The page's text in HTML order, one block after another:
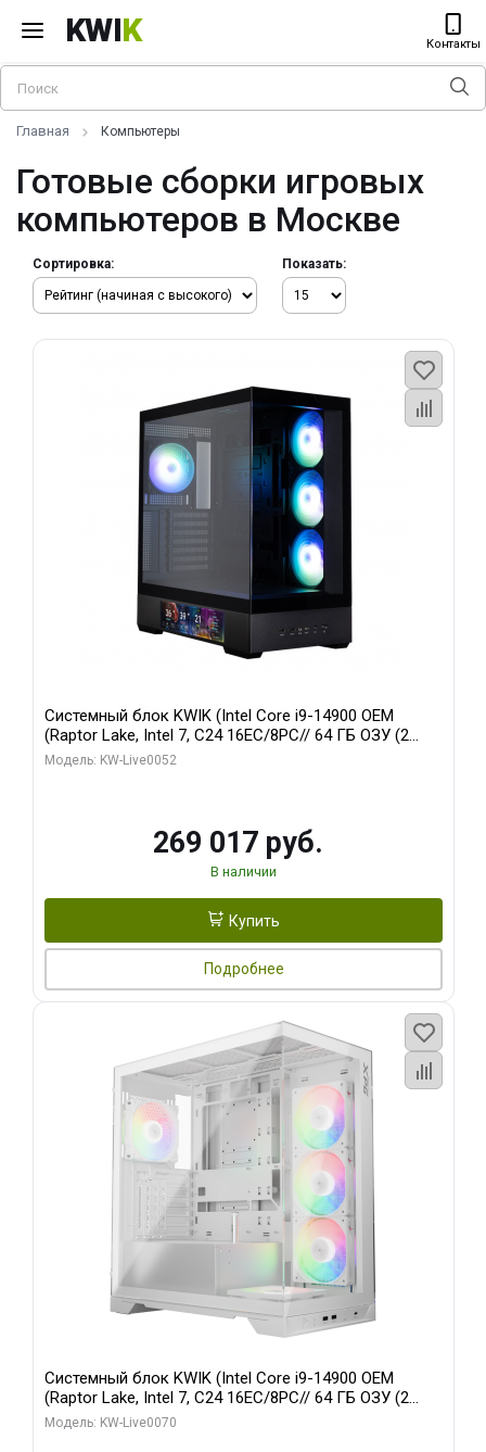
KWIK Контакты
Главная Компьютеры
Готовые сборки игровых
компьютеров в Москве
Сортировка: Показать:
Системный блок KWIK (Intel Core i9-14900 OEM
(Raptor Lake, Intel 7, C24 16EC/8PC// 64 ГБ ОЗУ (2
модуля)/ Palit RTX5080 GAMINGPRO OC 16GB GDDR7
Модель: KW-Live0052
269 017 руб.
В наличии
Купить
Подробнее
Системный блок KWIK (Intel Core i9-14900 OEM
(Raptor Lake, Intel 7, C24 16EC/8PC// 64 ГБ ОЗУ (2
модуля)/ Gigabyte RTX5080 XTREME WATERFORCE
Модель: KW-Live0070